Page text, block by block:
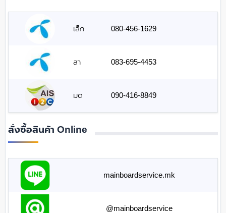
เล็ก 080-456-1629
สา 083-695-4453
มด 090-416-8849
สั่งซื้อสินค้า Online
mainboardservice.mk
@mainboardservice